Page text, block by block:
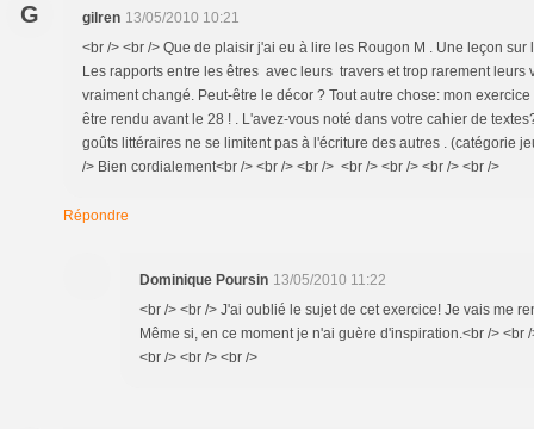
G gilren 13/05/2010 10:21
<br /> <br /> Que de plaisir j'ai eu à lire les Rougon M . Une leçon
Les rapports entre les êtres avec leurs travers et trop rarement leurs
vraiment changé. Peut-être le décor ? Tout autre chose: mon
être rendu avant le 28 ! . L'avez-vous noté dans votre cahier de
goûts littéraires ne se limitent pas à l'écriture des autres . (catégorie
/> Bien cordialement<br /> <br /> <br /> <br /> <br /> <br /> <br />
Répondre
Dominique Poursin 13/05/2010 11:22
<br /> <br /> J'ai oublié le sujet de cet exercice! Je vais me
Même si, en ce moment je n'ai guère d'inspiration.<br /> <br
<br /> <br /> <br />